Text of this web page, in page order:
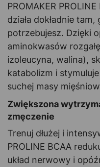
PROMAKER
działa dokładnie
potrzebujesz. Dzięki
aminokwasów
izoleucyna, walina),
katabolizm i
suchej masy
Zwiększona
zmęczenie
Trenuj dłużej i
PROLINE BCAA
układ nerwowy i